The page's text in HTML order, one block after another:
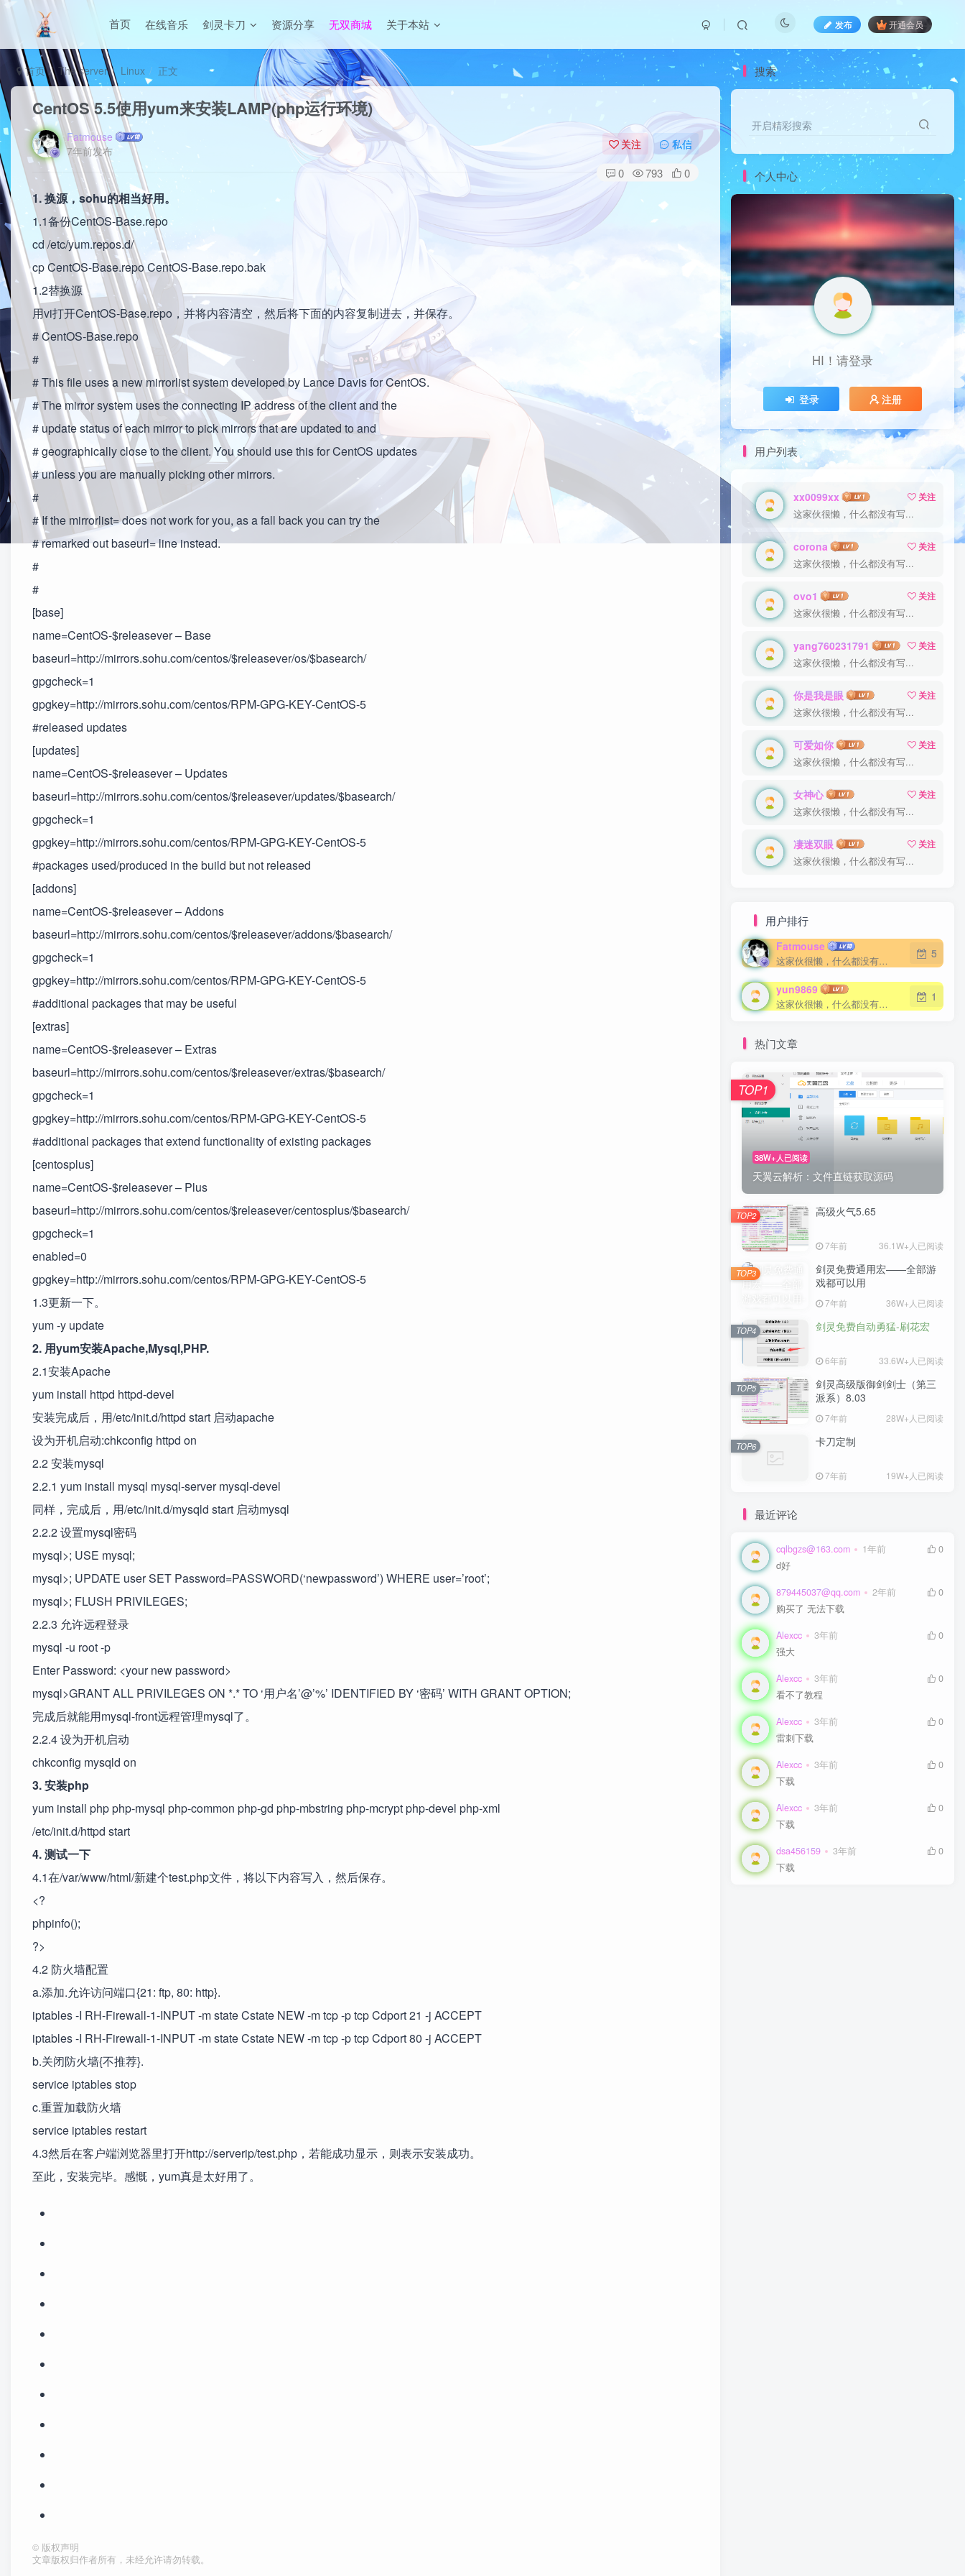
首页 在线音乐 剑灵卡刀 资源分享 无双商城 关于本站 发布 开通会员
首页 The server Linux 正文
CentOS 5.5使用yum来安装LAMP(php运行环境)
Fatmouse
7年前发布
关注 私信
0 793 0
1. 换源，sohu的相当好用。
1.1备份CentOS-Base.repo
cd /etc/yum.repos.d/
cp CentOS-Base.repo CentOS-Base.repo.bak
1.2替换源
用vi打开CentOS-Base.repo，并将内容清空，然后将下面的内容复制进去，并保存。
# CentOS-Base.repo
#
# This file uses a new mirrorlist system developed by Lance Davis for CentOS.
# The mirror system uses the connecting IP address of the client and the
# update status of each mirror to pick mirrors that are updated to and
# geographically close to the client. You should use this for CentOS updates
# unless you are manually picking other mirrors.
#
# If the mirrorlist= does not work for you, as a fall back you can try the
# remarked out baseurl= line instead.
#
#
[base]
name=CentOS-$releasever – Base
baseurl=http://mirrors.sohu.com/centos/$releasever/os/$basearch/
gpgcheck=1
gpgkey=http://mirrors.sohu.com/centos/RPM-GPG-KEY-CentOS-5
#released updates
[updates]
name=CentOS-$releasever – Updates
baseurl=http://mirrors.sohu.com/centos/$releasever/updates/$basearch/
gpgcheck=1
gpgkey=http://mirrors.sohu.com/centos/RPM-GPG-KEY-CentOS-5
#packages used/produced in the build but not released
[addons]
name=CentOS-$releasever – Addons
baseurl=http://mirrors.sohu.com/centos/$releasever/addons/$basearch/
gpgcheck=1
gpgkey=http://mirrors.sohu.com/centos/RPM-GPG-KEY-CentOS-5
#additional packages that may be useful
[extras]
name=CentOS-$releasever – Extras
baseurl=http://mirrors.sohu.com/centos/$releasever/extras/$basearch/
gpgcheck=1
gpgkey=http://mirrors.sohu.com/centos/RPM-GPG-KEY-CentOS-5
#additional packages that extend functionality of existing packages
[centosplus]
name=CentOS-$releasever – Plus
baseurl=http://mirrors.sohu.com/centos/$releasever/centosplus/$basearch/
gpgcheck=1
enabled=0
gpgkey=http://mirrors.sohu.com/centos/RPM-GPG-KEY-CentOS-5
1.3更新一下。
yum -y update
2. 用yum安装Apache,Mysql,PHP.
2.1安装Apache
yum install httpd httpd-devel
安装完成后，用/etc/init.d/httpd start 启动apache
设为开机启动:chkconfig httpd on
2.2 安装mysql
2.2.1 yum install mysql mysql-server mysql-devel
同样，完成后，用/etc/init.d/mysqld start 启动mysql
2.2.2 设置mysql密码
mysql>; USE mysql;
mysql>; UPDATE user SET Password=PASSWORD(‘newpassword’) WHERE user=’root’;
mysql>; FLUSH PRIVILEGES;
2.2.3 允许远程登录
mysql -u root -p
Enter Password: <your new password>
mysql>GRANT ALL PRIVILEGES ON *.* TO ‘用户名’@’%’ IDENTIFIED BY ‘密码’ WITH GRANT OPTION;
完成后就能用mysql-front远程管理mysql了。
2.2.4 设为开机启动
chkconfig mysqld on
3. 安装php
yum install php php-mysql php-common php-gd php-mbstring php-mcrypt php-devel php-xml
/etc/init.d/httpd start
4. 测试一下
4.1在/var/www/html/新建个test.php文件，将以下内容写入，然后保存。
<?
phpinfo();
?>
4.2 防火墙配置
a.添加.允许访问端口{21: ftp, 80: http}.
iptables -I RH-Firewall-1-INPUT -m state Cstate NEW -m tcp -p tcp Cdport 21 -j ACCEPT
iptables -I RH-Firewall-1-INPUT -m state Cstate NEW -m tcp -p tcp Cdport 80 -j ACCEPT
b.关闭防火墙{不推荐}.
service iptables stop
c.重置加载防火墙
service iptables restart
4.3然后在客户端浏览器里打开http://serverip/test.php，若能成功显示，则表示安装成功。
至此，安装完毕。感慨，yum真是太好用了。
© 版权声明
文章版权归作者所有，未经允许请勿转载。
搜索
开启精彩搜索
个人中心
HI！请登录
登录 注册
用户列表
xx0099xx
关注
这家伙很懒，什么都没有写...
corona
关注
这家伙很懒，什么都没有写...
ovo1
关注
这家伙很懒，什么都没有写...
yang760231791
关注
这家伙很懒，什么都没有写...
你是我是眼
关注
这家伙很懒，什么都没有写...
可爱如你
关注
这家伙很懒，什么都没有写...
女神心
关注
这家伙很懒，什么都没有写...
凄迷双眼
关注
这家伙很懒，什么都没有写...
用户排行
Fatmouse
这家伙很懒，什么都没有写...
5
yun9869
这家伙很懒，什么都没有写...
1
热门文章
38W+人已阅读
天翼云解析：文件直链获取源码
TOP1
高级火气5.65
7年前 36.1W+人已阅读
TOP2
剑灵免费通用宏——全部游
戏都可以用
7年前 36W+人已阅读
TOP3
剑灵免费自动勇猛-刷花宏
6年前 33.6W+人已阅读
TOP4
剑灵高级版御剑剑士（第三
派系）8.03
7年前 28W+人已阅读
TOP5
卡刀定制
7年前 19W+人已阅读
TOP6
最近评论
cqlbgzs@163.com 1年前
0
d好
879445037@qq.com 2年前
0
购买了 无法下载
Alexcc 3年前
0
强大
Alexcc 3年前
0
看不了教程
Alexcc 3年前
0
雷刺下载
Alexcc 3年前
0
下载
Alexcc 3年前
0
下载
dsa456159 3年前
0
下载
开启精彩搜索
HI！请登录
登录 注册
xx0099xx
关注
这家伙很懒，什么都没有写...
corona
关注
这家伙很懒，什么都没有写...
ovo1
关注
这家伙很懒，什么都没有写...
yang760231791
关注
这家伙很懒，什么都没有写...
你是我是眼
关注
这家伙很懒，什么都没有写...
可爱如你
关注
这家伙很懒，什么都没有写...
女神心
关注
这家伙很懒，什么都没有写...
凄迷双眼
关注
这家伙很懒，什么都没有写...
Fatmouse
这家伙很懒，什么都没有写...
5
yun9869
这家伙很懒，什么都没有写...
1
38W+人已阅读
天翼云解析：文件直链获取源码
TOP1
高级火气5.65
7年前 36.1W+人已阅读
TOP2
剑灵免费通用宏——全部游
戏都可以用
7年前 36W+人已阅读
TOP3
剑灵免费自动勇猛-刷花宏
6年前 33.6W+人已阅读
TOP4
剑灵高级版御剑剑士（第三
派系）8.03
7年前 28W+人已阅读
TOP5
卡刀定制
7年前 19W+人已阅读
TOP6
cqlbgzs@163.com 1年前
0
d好
879445037@qq.com 2年前
0
购买了 无法下载
Alexcc 3年前
0
强大
Alexcc 3年前
0
看不了教程
Alexcc 3年前
0
雷刺下载
Alexcc 3年前
0
下载
Alexcc 3年前
0
下载
dsa456159 3年前
0
下载